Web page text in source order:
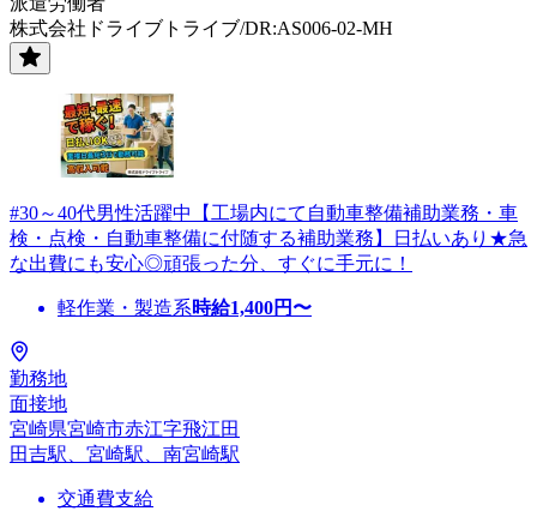
株式会社ドライブトライブ/DR:AS006-02-MH
#30～40代男性活躍中【工場内にて自動車整備補助業務・車
検・点検・自動車整備に付随する補助業務】日払いあり★急
な出費にも安心◎頑張った分、すぐに手元に！
軽作業・製造系時給1,400円〜
勤務地
面接地
宮崎県宮崎市赤江字飛江田
田吉駅、宮崎駅、南宮崎駅
交通費支給